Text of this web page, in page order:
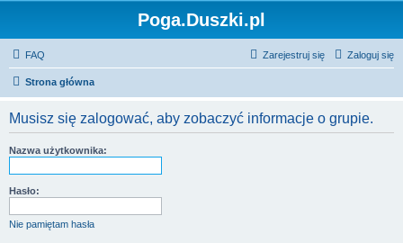
Poga.Duszki.pl
FAQ Zaloguj się
Zarejestruj się
Strona główna
Musisz się zalogować, aby zobaczyć informacje o grupie.
Nazwa użytkownika:
Hasło:
Nie pamiętam hasła